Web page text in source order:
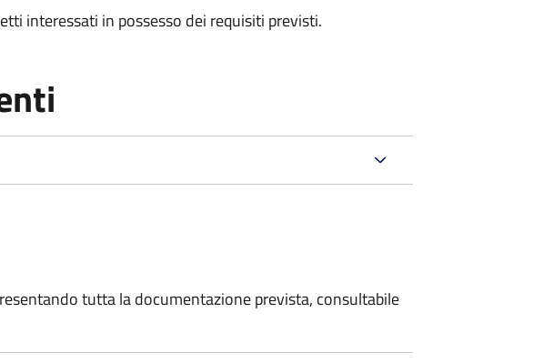
interessati in possesso dei requisiti previsti.
tutta la documentazione prevista, consultabile